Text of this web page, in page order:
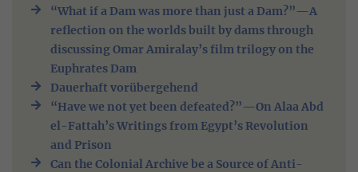
“What if a Dam was more than just a Dam?”—A
reflection on the worlds built by dams through
discussing Omar Amiralay’s film trilogy on the
Euphrates Dam
Dauerhaft vorübergehend
“Have we not yet been defeated?”—On Alaa Abd
el-Fattah’s Writings from Egypt’s Revolution
and Prison
Can the Colonial Archive be a Source of Anti-